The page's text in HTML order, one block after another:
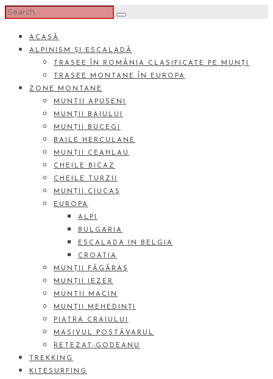
ACASĂ
ALPINISM ȘI ESCALADĂ
TRASEE ÎN ROMÂNIA CLASIFICATE PE MUNȚI
TRASEE MONTANE ÎN EUROPA
ZONE MONTANE
MUNTII APUSENI
MUNȚII BAIULUI
MUNȚII BUCEGI
BAILE HERCULANE
MUNȚII CEAHLAU
CHEILE BICAZ
CHEILE TURZII
MUNȚII CIUCAŞ
EUROPA
ALPI
BULGARIA
ESCALADA IN BELGIA
CROATIA
MUNȚII FĂGĂRAŞ
MUNȚII IEZER
MUNTII MACIN
MUNŢII MEHEDINŢI
PIATRA CRAIULUI
MASIVUL POSTĂVARUL
RETEZAT-GODEANU
TREKKING
KITESURFING